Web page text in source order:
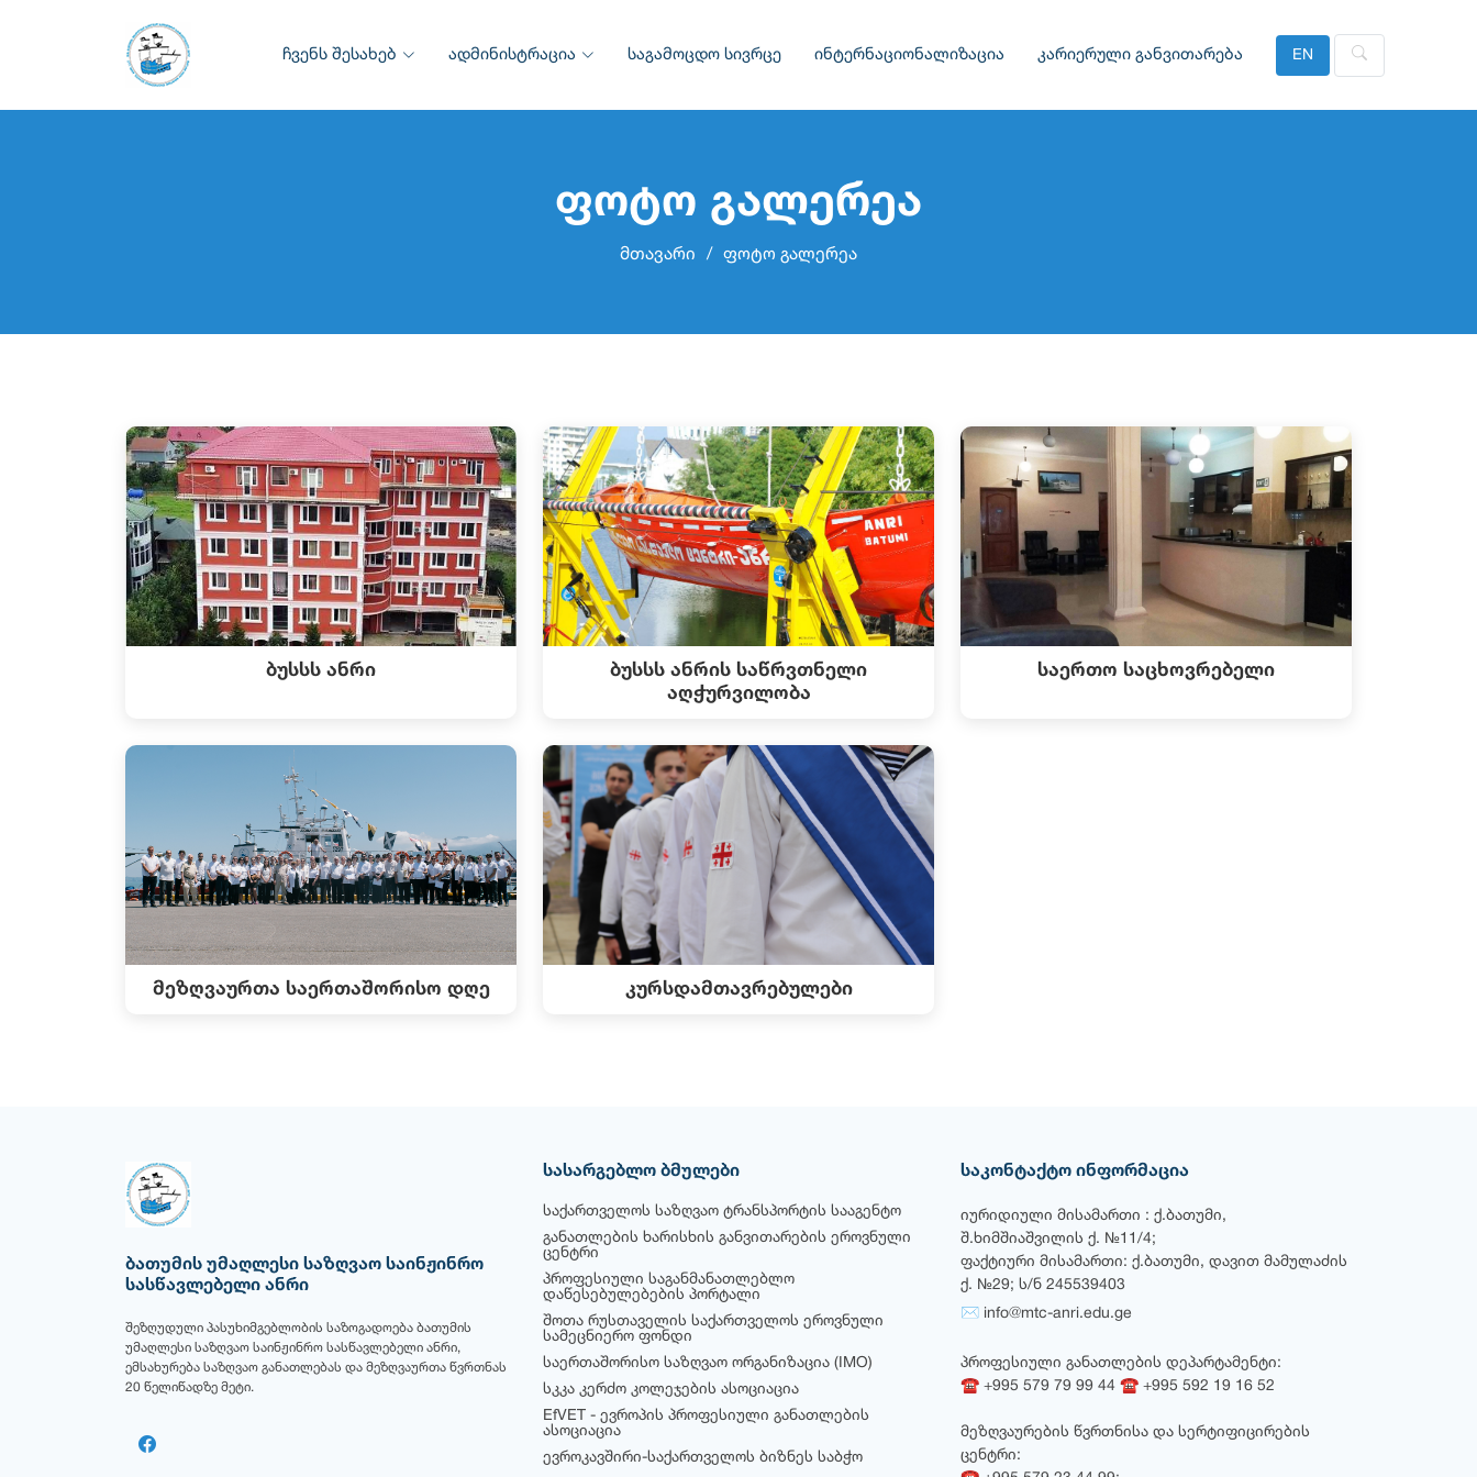
ჩვენს შესახებ ადმინისტრაცია საგამოცდო სივრცე ინტერნაციონალიზაცია კარიერული განვითარება EN
ფოტო გალერეა
მთავარი ფოტო გალერეა
ბუსსს ანრი
ბუსსს ანრის საწრვთნელი
აღჭურვილობა
საერთო საცხოვრებელი
მეზღვაურთა საერთაშორისო დღე კურსდამთავრებულები
ბათუმის უმაღლესი საზღვაო საინჟინრო
სასწავლებელი ანრი
შეზღუდული პასუხიმგებლობის საზოგადოება ბათუმის
უმაღლესი საზღვაო საინჟინრო სასწავლებელი ანრი,
ემსახურება საზღვაო განათლებას და მეზღვაურთა წვრთნას
20 წელიწადზე მეტი.
სასარგებლო ბმულები
საქართველოს საზღვაო ტრანსპორტის სააგენტო
განათლების ხარისხის განვითარების ეროვნული
ცენტრი
პროფესიული საგანმანათლებლო
დაწესებულებების პორტალი
შოთა რუსთაველის საქართველოს ეროვნული
სამეცნიერო ფონდი
საერთაშორისო საზღვაო ორგანიზაცია (IMO)
სკკა კერძო კოლეჯების ასოციაცია
EfVET - ევროპის პროფესიული განათლების
ასოციაცია
ევროკავშირი-საქართველოს ბიზნეს საბჭო
საკონტაქტო ინფორმაცია
იურიდიული მისამართი : ქ.ბათუმი,
შ.ხიმშიაშვილის ქ. №11/4;
ფაქტიური მისამართი: ქ.ბათუმი, დავით მამულაძის
ქ. №29; ს/ნ 245539403
✉ info@mtc-anri.edu.ge
პროფესიული განათლების დეპარტამენტი:
☎ +995 579 79 99 44 ☎ +995 592 19 16 52
მეზღვაურების წვრთნისა და სერტიფიცირების
ცენტრი: